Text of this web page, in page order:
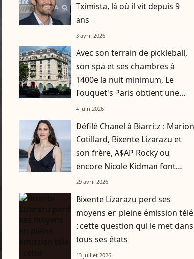
Tximista, là où il vit depuis 9
ans
3 avril 2026
Avec son terrain de pickleball,
son spa et ses chambres à
1400e la nuit minimum, Le
Fouquet's Paris obtient une
distinction de taille !
4 juin 2026
Défilé Chanel à Biarritz : Marion
Cotillard, Bixente Lizarazu et
son frère, A$AP Rocky ou
encore Nicole Kidman font
sensation dès leur arrivée
29 avril 2026
Bixente Lizarazu perd ses
moyens en pleine émission télé
: cette question qui le met dans
tous ses états
13 juillet 2026